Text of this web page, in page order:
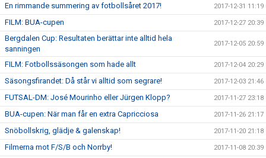
En rimmande summering av fotbollsåret 2017! 2017-12-31 11:19
FILM: BUA-cupen 2017-12-27 20:39
Bergdalen Cup: Resultaten berättar inte alltid hela
sanningen
2017-12-05 20:59
FILM: Fotbollssäsongen som hade allt 2017-12-04 20:29
Säsongsfirandet: Då står vi alltid som segrare! 2017-12-03 21:46
FUTSAL-DM: José Mourinho eller Jürgen Klopp? 2017-11-27 23:18
BUA-cupen: När man får en extra Capricciosa 2017-11-26 21:17
Snöbollskrig, glädje & galenskap! 2017-11-20 21:18
Filmerna mot F/S/B och Norrby! 2017-11-08 20:39